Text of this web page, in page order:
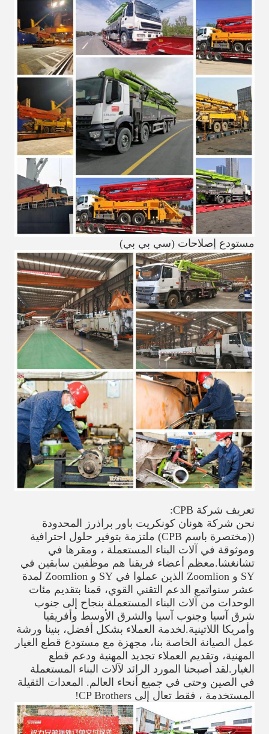
مستودع إصلاحات (سي بي بي)
تعريف شركة CPB:
نحن شركة هونان كونكريت باور براذرز المحدودة
((مختصرة باسم CPB) ملتزمة بتوفير حلول احترافية
وموثوقة في آلات البناء المستعملة ، ومقرها في
تشانغشا.معظم أعضاء فريقنا هم موظفين سابقين في
SY و Zoomlion الذين عملوا في SY و Zoomlion لمدة
عشر سنواتمع الدعم التقني القوي، قمنا بتقديم مئات
الوحدات من آلات البناء المستعملة بنجاح إلى جنوب
شرق آسيا وجنوب آسيا والشرق الأوسط وأفريقيا
وأمريكا اللاتينية.لخدمة العملاء بشكل أفضل، بنينا ورشة
عمل الصيانة الخاصة بنا، مجهزة مع مستودع قطع الغيار
المهنية، وتقديم العملاء تجديد المهنية ودعم قطع
الغيار.لقد أصبحنا المورد الرائد لآلات البناء المستعملة
في الصين وحتى في جميع أنحاء العالم. المعدات الثقيلة
المستخدمة ، فقط تعال إلى CP Brothers!